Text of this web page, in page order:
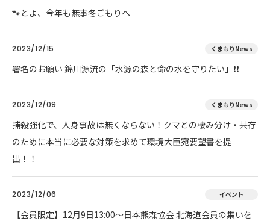
🐾とよ、今年も無事冬ごもりへ
2023/12/15 くまもりNews
署名のお願い 錦川源流の「水源の森と命の水を守りたい」❗❗
2023/12/09 くまもりNews
捕殺強化で、人身事故は無くならない！クマとの棲み分け・共存
のために本当に必要な対策を求めて環境大臣宛要望書を提
出！！
2023/12/06 イベント
【会員限定】12月9日13:00～日本熊森協会 北海道会員の集いを